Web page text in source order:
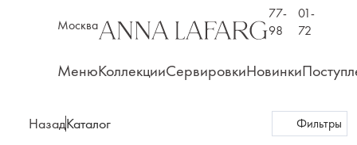
Москва
77-
98
01-
72
МенюКоллекцииСервировкиНовинки
НазадКаталог Фильтры